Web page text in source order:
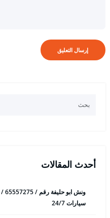
أحدث المقالات
سيارات 24/7